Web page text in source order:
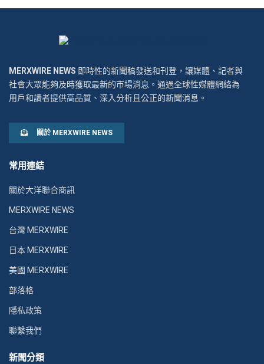
MERXWIRE NEWS 即時性的新聞稿發送和刊登，讓媒體、記者與
社會大眾能夠及時獲取最新的市場消息。通過全球性媒體網絡為
用戶和讀者提供高品質、深入分析且公正的新聞消息。
關於 MERXWIRE NEWS
常用連結
關於大洋聯合商訊
MERXWIRE NEWS
台灣 MERXWIRE
日本 MERXWIRE
美國 MERXWIRE
部落格
隱私政策
聯繫我們
新聞分類